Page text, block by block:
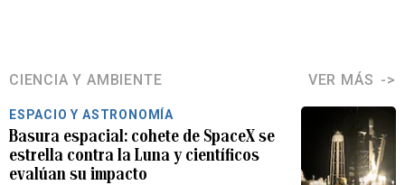
CIENCIA Y AMBIENTE VER MÁS
ESPACIO Y ASTRONOMÍA
Basura espacial: cohete de SpaceX se
estrella contra la Luna y científicos
evalúan su impacto